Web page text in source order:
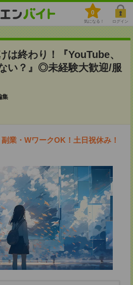
0
気になる！ ログイン
は終わり！『YouTube、
い？』◎未経験大歓迎/服
集
業・WワークOK！土日祝休み！